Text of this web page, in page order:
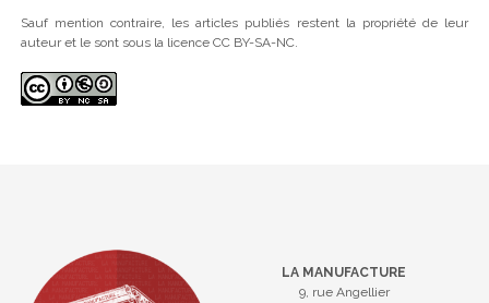
Sauf mention contraire, les articles publiés restent la propriété de leur
auteur et le sont sous la licence CC BY-SA-NC.
LA MANUFACTURE
9, rue Angellier